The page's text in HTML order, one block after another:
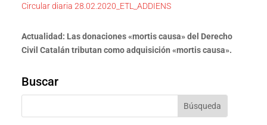
Circular diaria 28.02.2020_ETL_ADDIENS
Actualidad: Las donaciones «mortis causa» del Derecho
Civil Catalán tributan como adquisición «mortis causa».
Buscar